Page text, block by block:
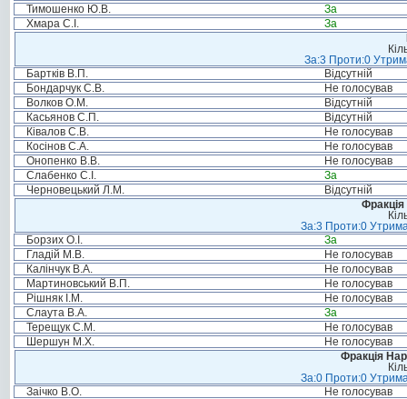
Тимошенко Ю.В.
За
Хмара С.І.
За
За:3 Проти:0
Бартків В.П.
Відсутній
Бондарчук С.В.
Не голосував
Волков О.М.
Відсутній
Касьянов С.П.
Відсутній
Ківалов С.В.
Не голосував
Косінов С.А.
Не голосував
Онопенко В.В.
Не голосував
Слабенко С.І.
За
Черновецький Л.М.
Відсутній
Фракція
За:3 Проти:0
Борзих О.І.
За
Гладій М.В.
Не голосував
Калінчук В.А.
Не голосував
Мартиновський В.П.
Не голосував
Рішняк І.М.
Не голосував
Слаута В.А.
За
Терещук С.М.
Не голосував
Шершун М.Х.
Не голосував
Фракція
За:0 Проти:0
Заічко В.О.
Не голосував